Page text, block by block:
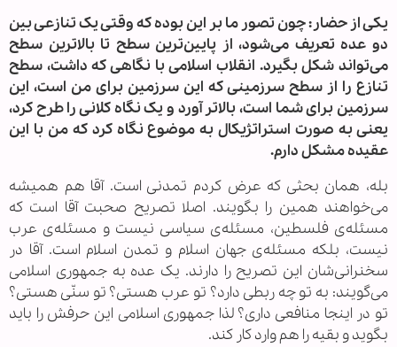
یکی از حضار: چون تصور ما بر این بوده که وقتی یک تنازعی بین
دو عده تعریف می‌شود، از پایین‌ترین سطح تا بالاترین سطح
می‌تواند شکل بگیرد. انقلاب اسلامی با نگاهی که داشت، سطح
تنازع را از سطح سرزمینی که این سرزمین برای من است، این
سرزمین برای شما است، بالاتر آورد و یک نگاه کلانی را طرح کرد،
یعنی به صورت استراتژیکال به موضوع نگاه کرد که من با این
عقیده مشکل دارم.
بله، همان بحثی که عرض کردم تمدنی است. آقا هم همیشه
می‌خواهند همین را بگویند. اصلا تصریح صحبت آقا است که
مسئله‌ی فلسطین، مسئله‌ی سیاسی نیست و مسئله‌ی عرب
نیست، بلکه مسئله‌ی جهان اسلام و تمدن اسلام است. آقا در
سخنرانی‌شان این تصریح را دارند. یک عده به جمهوری اسلامی
می‌گویند: به تو چه ربطی دارد؟ تو عرب هستی؟ تو سنّی هستی؟
تو در اینجا منافعی داری؟ لذا جمهوری اسلامی این حرفش را باید
بگوید و بقیه را هم وارد کار کند.